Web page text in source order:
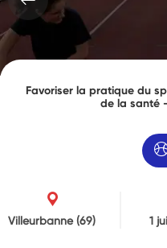
Favoriser la pratique du
de la santé
Villeurbanne(69) 1